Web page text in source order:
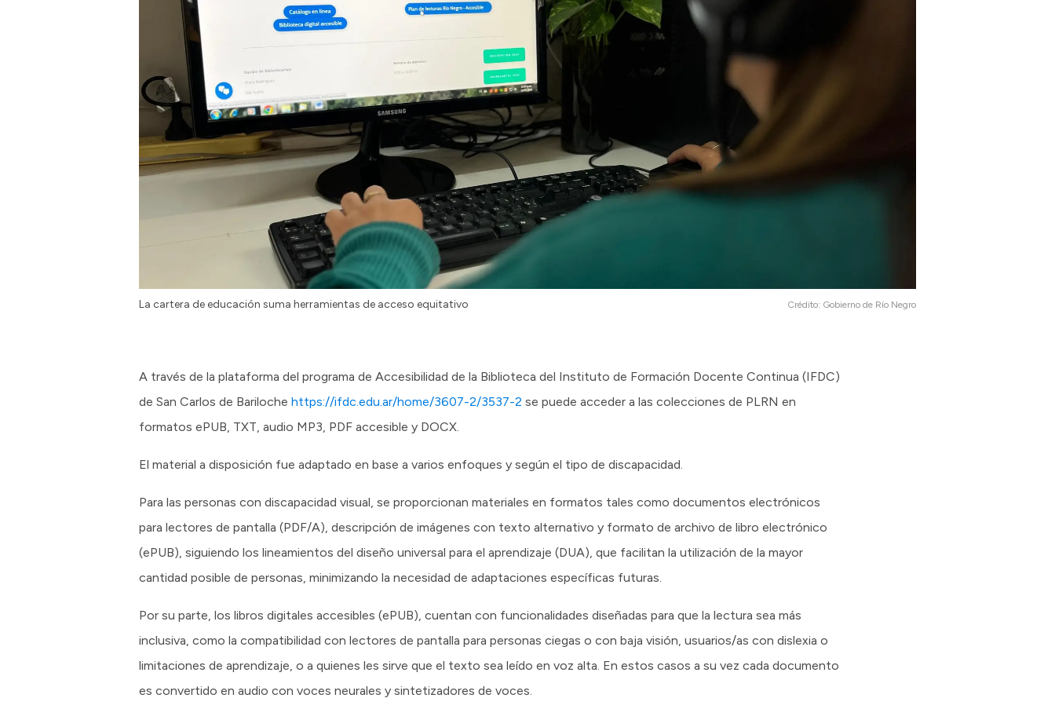
La cartera de educación suma herramientas de acceso equitativo Crédito: Gobierno de Río Negro
A través de la plataforma del programa de Accesibilidad de la Biblioteca del Instituto de Formación Docente Continua (IFDC)
de San Carlos de Bariloche https://ifdc.edu.ar/home/3607-2/3537-2 se puede acceder a las colecciones de PLRN en
formatos ePUB, TXT, audio MP3, PDF accesible y DOCX.
El material a disposición fue adaptado en base a varios enfoques y según el tipo de discapacidad.
Para las personas con discapacidad visual, se proporcionan materiales en formatos tales como documentos electrónicos
para lectores de pantalla (PDF/A), descripción de imágenes con texto alternativo y formato de archivo de libro electrónico
(ePUB), siguiendo los lineamientos del diseño universal para el aprendizaje (DUA), que facilitan la utilización de la mayor
cantidad posible de personas, minimizando la necesidad de adaptaciones específicas futuras.
Por su parte, los libros digitales accesibles (ePUB), cuentan con funcionalidades diseñadas para que la lectura sea más
inclusiva, como la compatibilidad con lectores de pantalla para personas ciegas o con baja visión, usuarios/as con dislexia o
limitaciones de aprendizaje, o a quienes les sirve que el texto sea leído en voz alta. En estos casos a su vez cada documento
es convertido en audio con voces neurales y sintetizadores de voces.